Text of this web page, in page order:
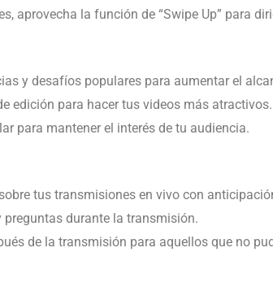
aprovecha la función de “Swipe Up” para
y desafíos populares para aumentar el
edición para hacer tus videos más atractivos.
para mantener el interés de tu audiencia.
tus transmisiones en vivo con
preguntas durante la transmisión.
de la transmisión para aquellos que no